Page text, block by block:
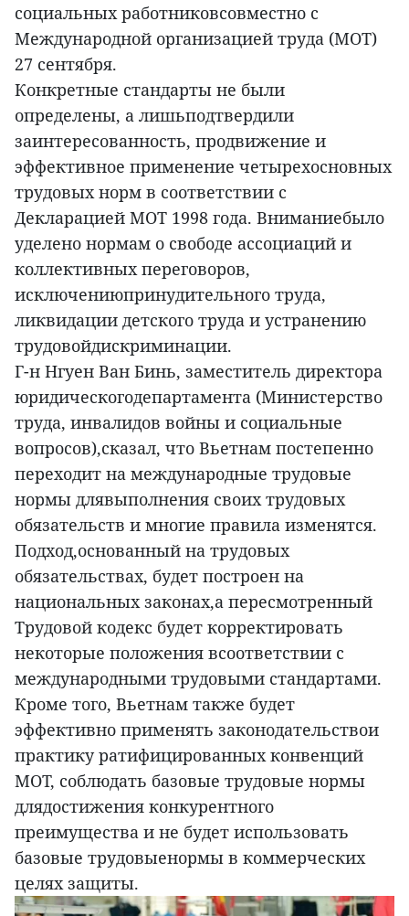
социальных работниковсовместно с
Международной организацией труда (МОТ)
27 сентября.
Конкретные стандарты не были
определены, а лишьподтвердили
заинтересованность, продвижение и
эффективное применение четырехосновных
трудовых норм в соответствии с
Декларацией МОТ 1998 года. Вниманиебыло
уделено нормам о свободе ассоциаций и
коллективных переговоров,
исключениюпринудительного труда,
ликвидации детского труда и устранению
трудовойдискриминации.
Г-н Нгуен Ван Бинь, заместитель директора
юридическогодепартамента (Министерство
труда, инвалидов войны и социальные
вопросов),сказал, что Вьетнам постепенно
переходит на международные трудовые
нормы длявыполнения своих трудовых
обязательств и многие правила изменятся.
Подход,основанный на трудовых
обязательствах, будет построен на
национальных законах,а пересмотренный
Трудовой кодекс будет корректировать
некоторые положения всоответствии с
международными трудовыми стандартами.
Кроме того, Вьетнам также будет
эффективно применять законодательствои
практику ратифицированных конвенций
МОТ, соблюдать базовые трудовые нормы
длядостижения конкурентного
преимущества и не будет использовать
базовые трудовыенормы в коммерческих
целях защиты.